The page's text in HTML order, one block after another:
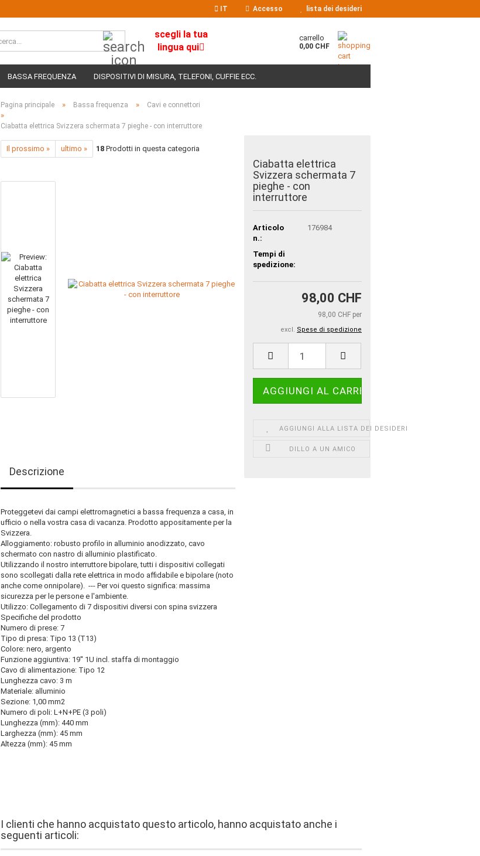
IT Accesso lista dei desideri
scegli la tua
lingua qui
carrello
0,00 CHF
BASSA FREQUENZA DISPOSITIVI DI MISURA, TELEFONI, CUFFIE ECC.
Pagina principale » Bassa frequenza » Cavi e connettori
»
Ciabatta elettrica Svizzera schermata 7 pieghe - con interruttore
Il prossimo » ultimo » 18 Prodotti in questa categoria
Ciabatta elettrica
Svizzera schermata 7
pieghe - con
interruttore
Articolo
n.:
176984
Tempi di
spedizione:
98,00 CHF
98,00 CHF per
excl. Spese di spedizione
AGGIUNGI ALLA LISTA DEI DESIDERI
DILLO A UN AMICO
Descrizione
Proteggetevi dai campi elettromagnetici a bassa frequenza a casa, in
ufficio o nella vostra casa di vacanza. Prodotto appositamente per la
Svizzera.
Alloggiamento: robusto profilo in alluminio anodizzato, cavo
schermato con nastro di alluminio plastificato.
Utilizzando il nostro interruttore bipolare, tutti i dispositivi collegati
sono scollegati dalla rete elettrica in modo affidabile e bipolare (noto
anche come onnipolare). --- Per voi questo significa: massima
sicurezza per le persone e l'ambiente.
Utilizzo: Collegamento di 7 dispositivi diversi con spina svizzera
Specifiche del prodotto
Numero di prese: 7
Tipo di presa: Tipo 13 (T13)
Colore: nero, argento
Funzione aggiuntiva: 19'' 1U incl. staffa di montaggio
Cavo di alimentazione: Tipo 12
Lunghezza cavo: 3 m
Materiale: alluminio
Sezione: 1,00 mm2
Numero di poli: L+N+PE (3 poli)
Lunghezza (mm): 440 mm
Larghezza (mm): 45 mm
Altezza (mm): 45 mm
I clienti che hanno acquistato questo articolo, hanno acquistato anche i
seguenti articoli: